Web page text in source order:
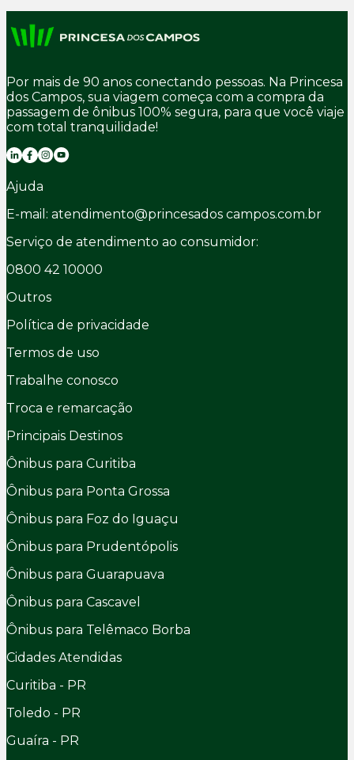
Por mais de 90 anos conectando pessoas. Na Princesa
dos Campos, sua viagem começa com a compra da
passagem de ônibus 100% segura, para que você viaje
com total tranquilidade!
Ajuda
E-mail: atendimento@princesados campos.com.br
Serviço de atendimento ao consumidor:
0800 42 10000
Outros
Política de privacidade
Termos de uso
Trabalhe conosco
Troca e remarcação
Principais Destinos
Ônibus para Curitiba
Ônibus para Ponta Grossa
Ônibus para Foz do Iguaçu
Ônibus para Prudentópolis
Ônibus para Guarapuava
Ônibus para Cascavel
Ônibus para Telêmaco Borba
Cidades Atendidas
Curitiba - PR
Toledo - PR
Guaíra - PR